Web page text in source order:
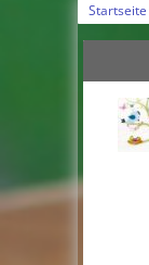
Startseite